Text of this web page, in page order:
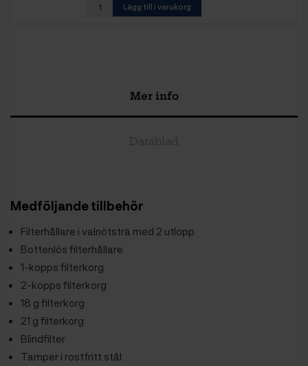
Lägg till i varukorg
Mer info
Datablad
Medföljande tillbehör
Filterhållare i valnötsträ med 2 utlopp
Bottenlös filterhållare
1-kopps filterkorg
2-kopps filterkorg
18 g filterkorg
21 g filterkorg
Blindfilter
Tamper i rostfritt stål